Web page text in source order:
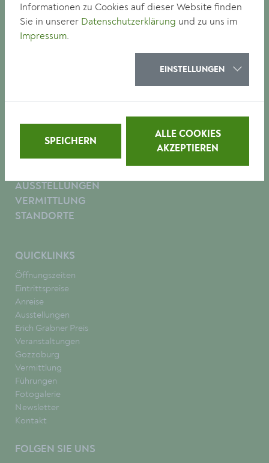
museumkrems
Körnermarkt 14
A-3500 Krems an der Donau
BESUCH
AUSSTELLUNGEN
VERMITTLUNG
STANDORTE
QUICKLINKS
Öffnungszeiten
Eintrittspreise
Anreise
Ausstellungen
Erich Grabner Preis
Veranstaltungen
Gozzoburg
Vermittlung
Führungen
Fotogalerie
Newsletter
Kontakt
FOLGEN SIE UNS
Informationen zu Cookies auf dieser Website finden
Sie in unserer Datenschutzerklärung und zu uns im
Impressum.
EINSTELLUNGEN
SPEICHERN
ALLE COOKIES
AKZEPTIEREN